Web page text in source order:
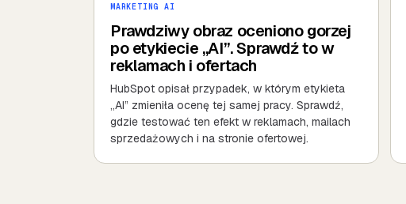
MARKETING AI
Prawdziwy obraz oceniono gorzej
po etykiecie „AI”. Sprawdź to w
reklamach i ofertach
HubSpot opisał przypadek, w którym etykieta
„AI” zmieniła ocenę tej samej pracy. Sprawdź,
gdzie testować ten efekt w reklamach, mailach
sprzedażowych i na stronie ofertowej.